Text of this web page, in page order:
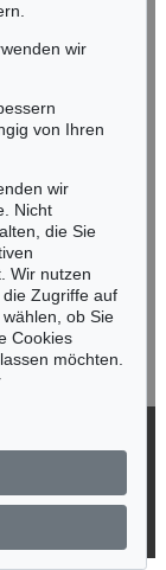
wir
von Ihren
wir
Nicht
die Sie
Wir nutzen
Zugriffe auf
ob Sie
Cookies
möchten.